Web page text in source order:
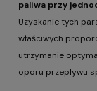
paliwa przy
Uzyskanie tych
właściwych
utrzymanie
oporu przepływu